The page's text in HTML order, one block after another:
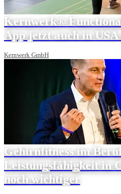
Kernwerk®
App jetzt auch in USA
Kernwerk GmbH
Gehirnfitness im
Leistungsfähigkeit in
noch wichtiger